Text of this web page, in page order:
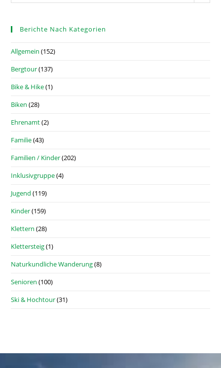
Berichte Nach Kategorien
Allgemein (152)
Bergtour(137)
Bike & Hike(1)
Biken (28)
Ehrenamt(2)
Familie(43)
Familien / Kinder(202)
Inklusivgruppe(4)
Jugend (119)
Kinder(159)
Klettern (28)
Klettersteig(1)
Naturkundliche Wanderung(8)
Senioren (100)
Ski & Hochtour(31)